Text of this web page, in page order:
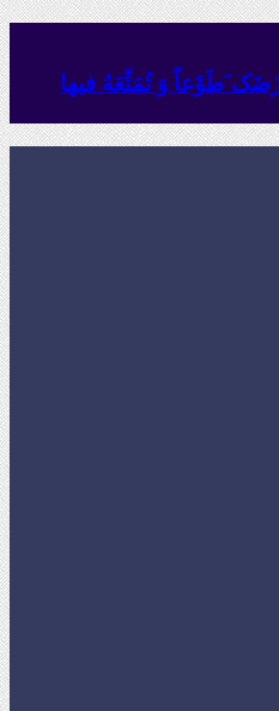
َطَوْعاً وَ تُمَتِّعَهُ فیها